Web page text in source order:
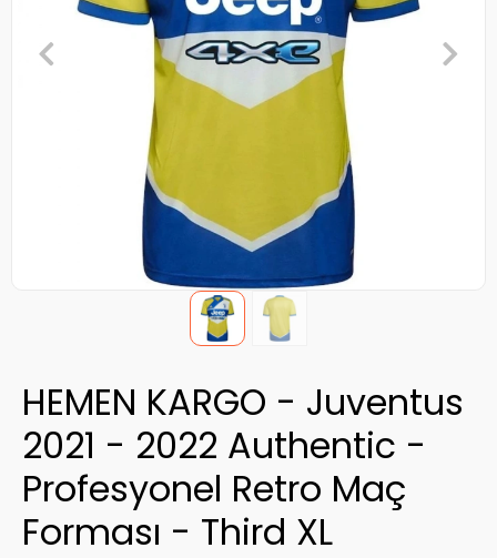
HEMEN KARGO - Juventus
2021 - 2022 Authentic -
Profesyonel Retro Maç
Forması - Third XL